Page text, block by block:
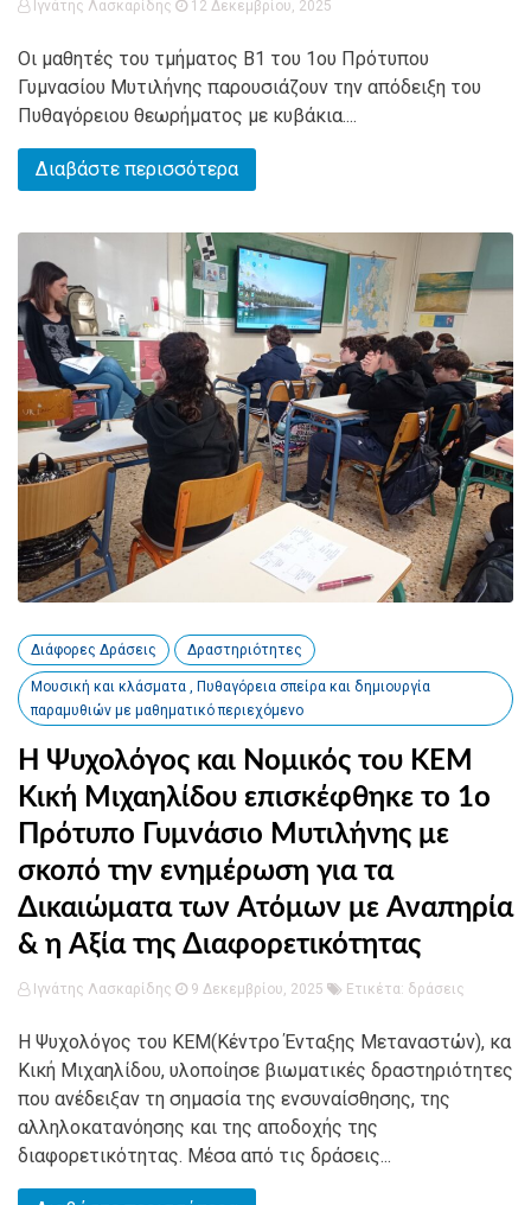
Ιγνάτης Λασκαρίδης 12 Δεκεμβρίου, 2025
Οι μαθητές του τμήματος Β1 του 1ου Πρότυπου
Γυμνασίου Μυτιλήνης παρουσιάζουν την απόδειξη του
Πυθαγόρειου θεωρήματος με κυβάκια....
Διαβάστε περισσότερα
Διάφορες Δράσεις Δραστηριότητες
Μουσική και κλάσματα , Πυθαγόρεια σπείρα και δημιουργία
παραμυθιών με μαθηματικό περιεχόμενο
Η Ψυχολόγος και Νομικός του ΚΕΜ
Κική Μιχαηλίδου επισκέφθηκε το 1ο
Πρότυπο Γυμνάσιο Μυτιλήνης με
σκοπό την ενημέρωση για τα
Δικαιώματα των Ατόμων με Αναπηρία
& η Αξία της Διαφορετικότητας
Ιγνάτης Λασκαρίδης 9 Δεκεμβρίου, 2025 Ετικέτα: δράσεις
Η Ψυχολόγος του ΚΕΜ(Κέντρο Ένταξης Μεταναστών), κα
Κική Μιχαηλίδου, υλοποίησε βιωματικές δραστηριότητες
που ανέδειξαν τη σημασία της ενσυναίσθησης, της
αλληλοκατανόησης και της αποδοχής της
διαφορετικότητας. Μέσα από τις δράσεις...